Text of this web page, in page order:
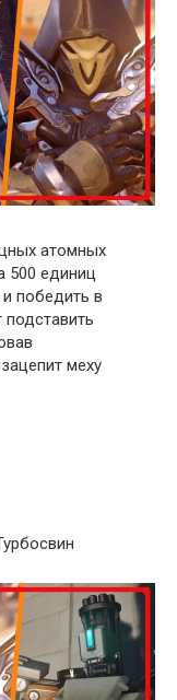
атомных
500 единиц
победить в
меху